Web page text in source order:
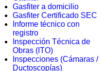
Gasfiter a domicilio
Gasfiter Certificado SEC
Informe técnico con
registro
Inspección Técnica de
Obras (ITO)
Inspecciones (Cámaras /
Ductoscopías)